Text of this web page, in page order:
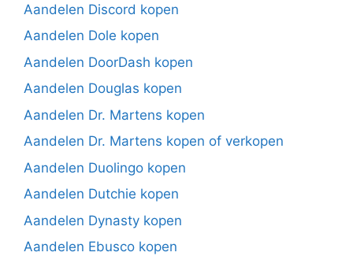
Aandelen Discord kopen
Aandelen Dole kopen
Aandelen DoorDash kopen
Aandelen Douglas kopen
Aandelen Dr. Martens kopen
Aandelen Dr. Martens kopen of verkopen
Aandelen Duolingo kopen
Aandelen Dutchie kopen
Aandelen Dynasty kopen
Aandelen Ebusco kopen